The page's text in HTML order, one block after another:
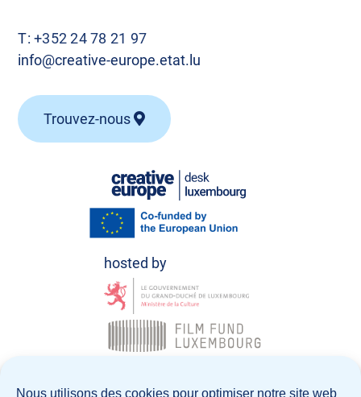
Nous utilisons des cookies pour optimiser notre site web
T:+352 24 78 21 97
info@creative-europe.etat.lu
Trouvez-nous
© Creative Europe Desk Luxembourg 2026